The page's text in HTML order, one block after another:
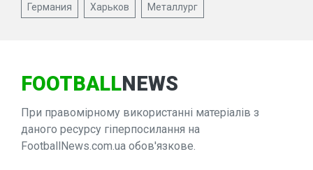
Германия Харьков Металлург
FOOTBALLNEWS
При правомірному використанні матеріалів з
даного ресурсу гіперпосилання на
FootballNews.com.ua обов'язкове.